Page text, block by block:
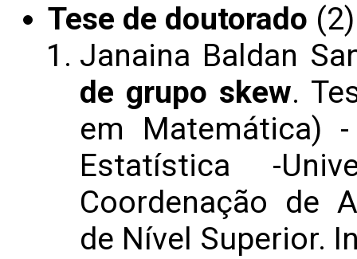
Tese de doutorado (2)
Janaina Baldan
de grupo skew.
em Matemática)
Estatística -
Coordenação de
de Nível Superior.